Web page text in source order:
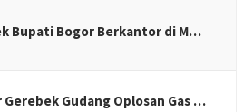
Bupati Bogor Berkantor di M…
Gerebek Gudang Oplosan Gas …